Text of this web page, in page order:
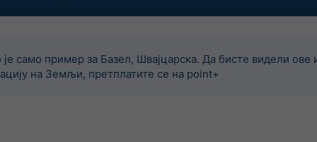
је само пример за Базел, Швајцарска. Да бисте видели ове
на Земљи, претплатите се на point+